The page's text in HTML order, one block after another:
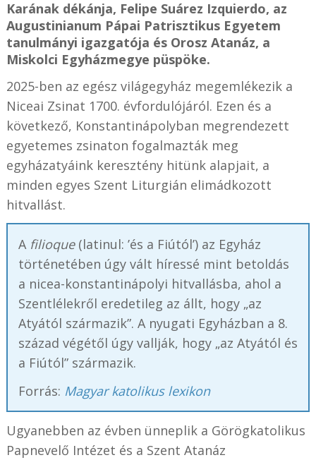
Karának dékánja, Felipe Suárez Izquierdo, az
Augustinianum Pápai Patrisztikus Egyetem
tanulmányi igazgatója és Orosz Atanáz, a
Miskolci Egyházmegye püspöke.
2025-ben az egész világegyház megemlékezik a
Niceai Zsinat 1700. évfordulójáról. Ezen és a
következő, Konstantinápolyban megrendezett
egyetemes zsinaton fogalmazták meg
egyházatyáink keresztény hitünk alapjait, a
minden egyes Szent Liturgián elimádkozott
hitvallást.
A filioque(latinul: ’és a Fiútól’) az Egyház
történetében úgy vált híressé mint betoldás
a nicea-konstantinápolyi hitvallásba, ahol a
Szentlélekről eredetileg az állt, hogy „az
Atyától származik”. A nyugati Egyházban a 8.
század végétől úgy vallják, hogy „az Atyától és
a Fiútól” származik.
Forrás: Magyar katolikus lexikon
Ugyanebben az évben ünneplik a Görögkatolikus
Papnevelő Intézet és a Szent Atanáz